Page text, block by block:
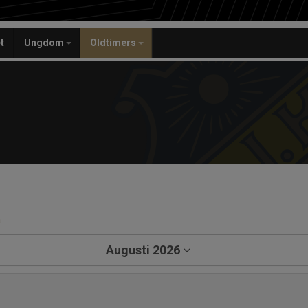
Ungdom Oldtimers
Augusti 2026